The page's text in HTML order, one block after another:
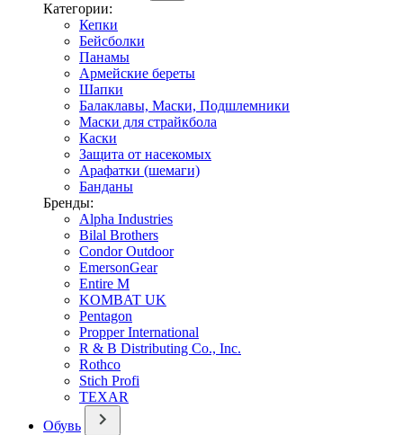
Категории:
Кепки
Бейсболки
Панамы
Армейские береты
Шапки
Балаклавы, Маски, Подшлемники
Маски для страйкбола
Каски
Защита от насекомых
Арафатки (шемаги)
Банданы
Бренды:
Alpha Industries
Bilal Brothers
Condor Outdoor
EmersonGear
Entire M
KOMBAT UK
Pentagon
Propper International
R & B Distributing Co., Inc.
Rothco
Stich Profi
TEXAR
Обувь